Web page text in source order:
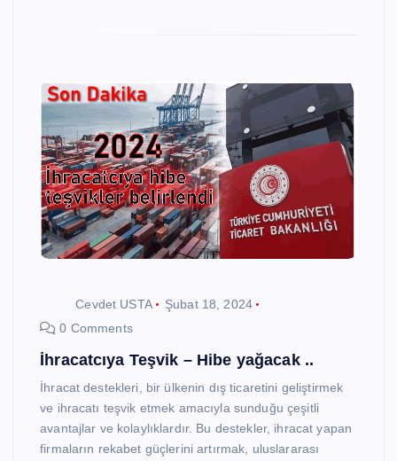
Cevdet USTA
Şubat 18, 2024
0 Comments
İhracatcıya Teşvik – Hibe yağacak ..
İhracat destekleri, bir ülkenin dış ticaretini geliştirmek
ve ihracatı teşvik etmek amacıyla sunduğu çeşitli
avantajlar ve kolaylıklardır. Bu destekler, ihracat yapan
firmaların rekabet güçlerini artırmak, uluslararası